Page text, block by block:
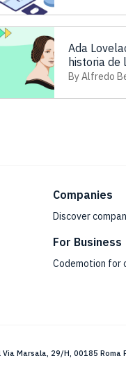
Ada
historia de
By Alfredo
Companies
Discover
For Business
Codemotion for
Marsala, 29/H, 00185 Roma